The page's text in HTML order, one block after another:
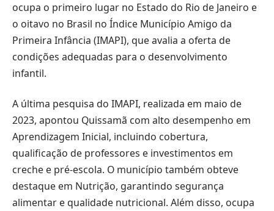
ocupa o primeiro lugar no Estado do Rio de Janeiro e
o oitavo no Brasil no Índice Município Amigo da
Primeira Infância (IMAPI), que avalia a oferta de
condições adequadas para o desenvolvimento
infantil.
A última pesquisa do IMAPI, realizada em maio de
2023, apontou Quissamã com alto desempenho em
Aprendizagem Inicial, incluindo cobertura,
qualificação de professores e investimentos em
creche e pré-escola. O município também obteve
destaque em Nutrição, garantindo segurança
alimentar e qualidade nutricional. Além disso, ocupa